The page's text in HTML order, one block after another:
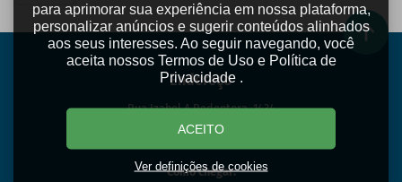
Endereço
Rua Izabel A Redentora, 1434
Centro - São José dos Pinhais/PR
Como chegar:
para aprimorar sua experiência em nossa plataforma,
personalizar anúncios e sugerir conteúdos alinhados
aos seus interesses. Ao seguir navegando, você
aceita nossos Termos de Uso e Política de
Privacidade .
ACEITO
Ver definições de cookies